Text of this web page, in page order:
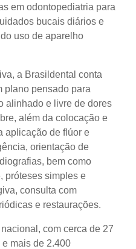
em odontopediatria para
bucais diários e
uso de aparelho
a Brasildental conta
plano pensado para
alinhado e livre de dores
além da colocação e
aplicação de flúor e
orientação de
bem como
próteses simples e
consulta com
e restaurações.
com cerca de 27
mais de 2.400